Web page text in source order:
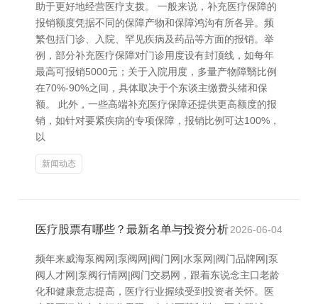
助于更好地经营医疗支拨。 一般来说，补充医疗保障的
报销额度凭据不同的保障产物和保障鸿沟有所各异。频
繁包括门诊、入院、罕见疾病及药品等方面的报销。举
例，部分补充医疗保障对门诊用度设有封顶线，如每年
最高可报销5000元；关于入院用度，多量产物障翳比例
在70%-90%之间，具体取决于个东谈主缴费头绪和保
额。 此外，一些高端补充医疗保障还提供更高额度的报
销，如针对要紧疾病的专项保障，报销比例可达100%，
以
新闻动态
医疗股票有哪些？最新名单与投资分析2026-06-04
频年来威海泵阀网|泵阀网|阀门网|水泵网|阀门品牌网|泵
阀人才网|泵阀行情网|阀门交易网，跟着东说念主口老龄
化和健康意志提高，医疗行业握续受到投资者关怀。医